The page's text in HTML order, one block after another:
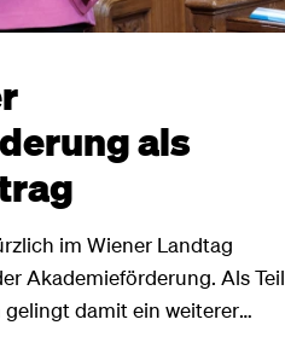
als
im Wiener Landtag
Akademieförderung. Als Teil
damit ein weiterer